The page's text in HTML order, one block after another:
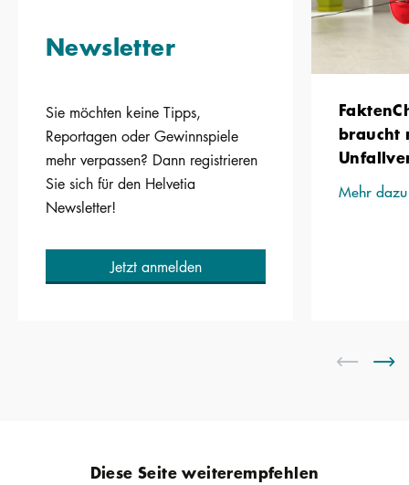
Newsletter
Sie möchten keine Tipps,
Reportagen oder Gewinnspiele
mehr verpassen? Dann registrieren
Sie sich für den Helvetia
Newsletter!
Jetzt anmelden
braucht
Mehr
Diese Seite weiterempfehlen